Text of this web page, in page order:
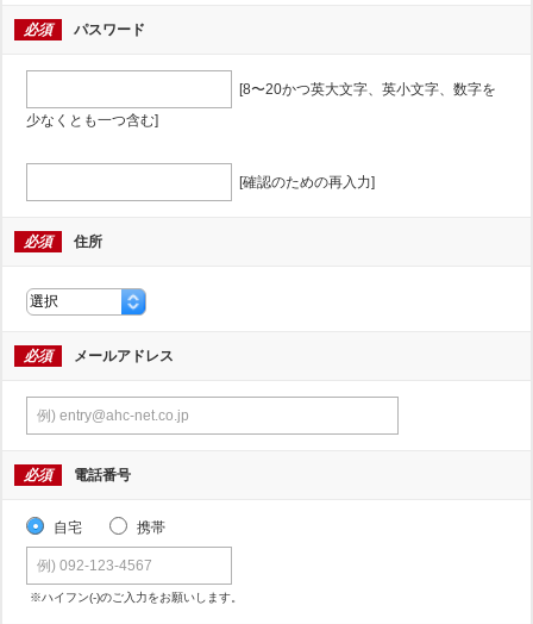
必須 パスワード
[8〜20かつ英大文字、英小文字、数字を
少なくとも一つ含む]
[確認のための再入力]
必須 住所
必須 メールアドレス
必須 電話番号
自宅 携帯
※ハイフン(-)のご入力をお願いします。